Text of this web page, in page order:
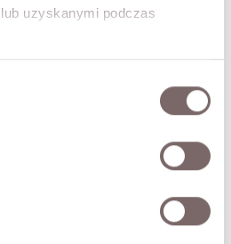
uzyskanymi podczas
pencil cut, delicately ribbed